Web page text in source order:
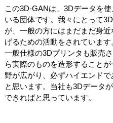
この3D-GANは、3Dデータを
いる団体です。我々にとって
が、一般の方にはまだまだ身
げるための活動をされていま
一般仕様の3Dプリンタも販売
ら実際のものを造形すること
野が広がり、必ずハイエンド
と思います。当社も3Dデータ
できればと思っています。